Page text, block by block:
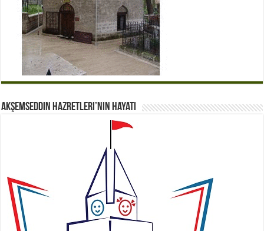
Akşemseddin Hazretleri’nin Hayatı